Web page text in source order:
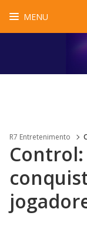
MENU
R7 Entretenimento